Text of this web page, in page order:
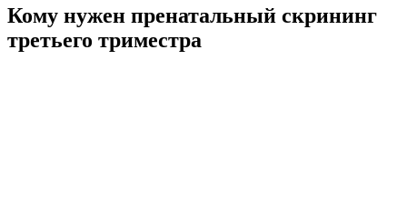
Кому нужен пренатальный скрининг
третьего триместра